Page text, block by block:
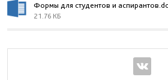
Формы для студентов и
21.76 КБ